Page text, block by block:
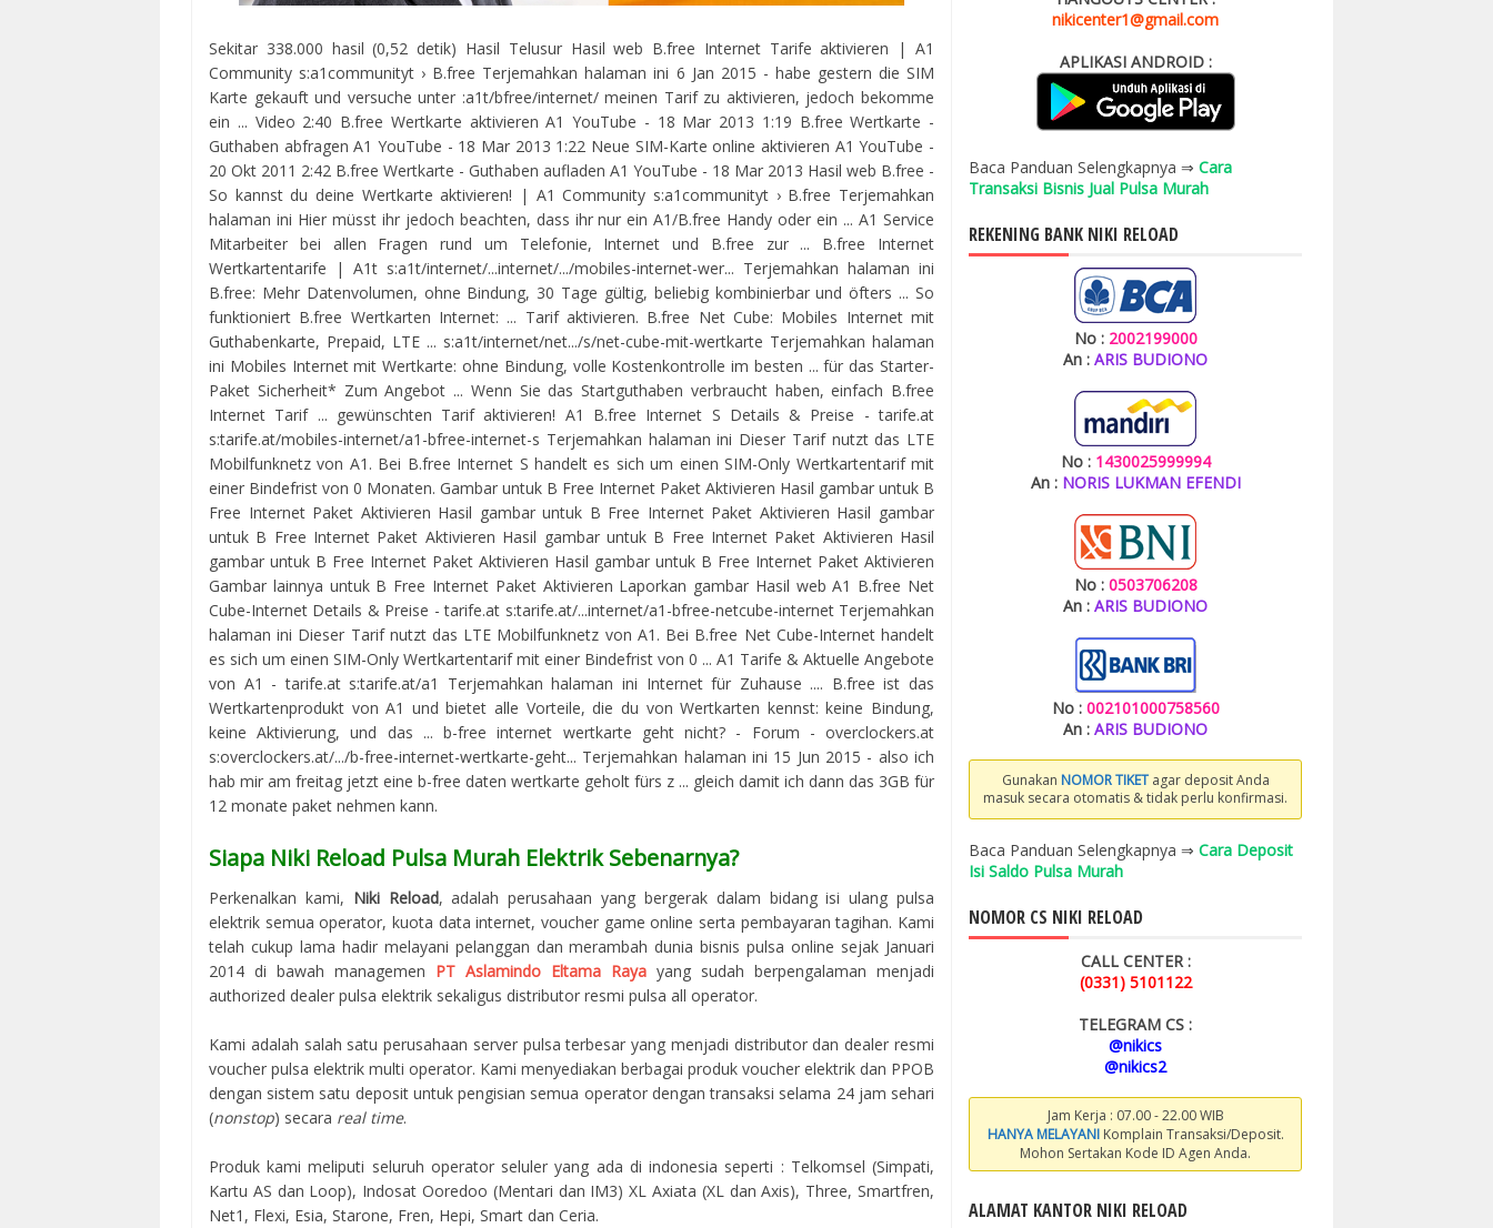
Sekitar 338.000 hasil (0,52 detik) Hasil Telusur Hasil web B.free Internet Tarife aktivieren | A1
Community s:a1communityt › B.free Terjemahkan halaman ini 6 Jan 2015 - habe gestern die SIM
Karte gekauft und versuche unter :a1t/bfree/internet/ meinen Tarif zu aktivieren, jedoch bekomme
ein ... Video 2:40 B.free Wertkarte aktivieren A1 YouTube - 18 Mar 2013 1:19 B.free Wertkarte -
Guthaben abfragen A1 YouTube - 18 Mar 2013 1:22 Neue SIM-Karte online aktivieren A1 YouTube -
20 Okt 2011 2:42 B.free Wertkarte - Guthaben aufladen A1 YouTube - 18 Mar 2013 Hasil web B.free -
So kannst du deine Wertkarte aktivieren! | A1 Community s:a1communityt › B.free Terjemahkan
halaman ini Hier müsst ihr jedoch beachten, dass ihr nur ein A1/B.free Handy oder ein ... A1 Service
Mitarbeiter bei allen Fragen rund um Telefonie, Internet und B.free zur ... B.free Internet
Wertkartentarife | A1t s:a1t/internet/...internet/.../mobiles-internet-wer... Terjemahkan halaman ini
B.free: Mehr Datenvolumen, ohne Bindung, 30 Tage gültig, beliebig kombinierbar und öfters ... So
funktioniert B.free Wertkarten Internet: ... Tarif aktivieren. B.free Net Cube: Mobiles Internet mit
Guthabenkarte, Prepaid, LTE ... s:a1t/internet/net.../s/net-cube-mit-wertkarte Terjemahkan halaman
ini Mobiles Internet mit Wertkarte: ohne Bindung, volle Kostenkontrolle im besten ... für das Starter-
Paket Sicherheit* Zum Angebot ... Wenn Sie das Startguthaben verbraucht haben, einfach B.free
Internet Tarif ... gewünschten Tarif aktivieren! A1 B.free Internet S Details & Preise - tarife.at
s:tarife.at/mobiles-internet/a1-bfree-internet-s Terjemahkan halaman ini Dieser Tarif nutzt das LTE
Mobilfunknetz von A1. Bei B.free Internet S handelt es sich um einen SIM-Only Wertkartentarif mit
einer Bindefrist von 0 Monaten. Gambar untuk B Free Internet Paket Aktivieren Hasil gambar untuk B
Free Internet Paket Aktivieren Hasil gambar untuk B Free Internet Paket Aktivieren Hasil gambar
untuk B Free Internet Paket Aktivieren Hasil gambar untuk B Free Internet Paket Aktivieren Hasil
gambar untuk B Free Internet Paket Aktivieren Hasil gambar untuk B Free Internet Paket Aktivieren
Gambar lainnya untuk B Free Internet Paket Aktivieren Laporkan gambar Hasil web A1 B.free Net
Cube-Internet Details & Preise - tarife.at s:tarife.at/...internet/a1-bfree-netcube-internet Terjemahkan
halaman ini Dieser Tarif nutzt das LTE Mobilfunknetz von A1. Bei B.free Net Cube-Internet handelt
es sich um einen SIM-Only Wertkartentarif mit einer Bindefrist von 0 ... A1 Tarife & Aktuelle Angebote
von A1 - tarife.at s:tarife.at/a1 Terjemahkan halaman ini Internet für Zuhause .... B.free ist das
Wertkartenprodukt von A1 und bietet alle Vorteile, die du von Wertkarten kennst: keine Bindung,
keine Aktivierung, und das ... b-free internet wertkarte geht nicht? - Forum - overclockers.at
s:overclockers.at/.../b-free-internet-wertkarte-geht... Terjemahkan halaman ini 15 Jun 2015 - also ich
hab mir am freitag jetzt eine b-free daten wertkarte geholt fürs z ... gleich damit ich dann das 3GB für
12 monate paket nehmen kann.
Siapa Niki Reload Pulsa Murah Elektrik Sebenarnya?
Perkenalkan kami, Niki Reload, adalah perusahaan yang bergerak dalam bidang isi ulang pulsa
elektrik semua operator, kuota data internet, voucher game online serta pembayaran tagihan. Kami
telah cukup lama hadir melayani pelanggan dan merambah dunia bisnis pulsa online sejak Januari
2014 di bawah managemen PT Aslamindo Eltama Raya yang sudah berpengalaman menjadi
authorized dealer pulsa elektrik sekaligus distributor resmi pulsa all operator.
Kami adalah salah satu perusahaan server pulsa terbesar yang menjadi distributor dan dealer resmi
voucher pulsa elektrik multi operator. Kami menyediakan berbagai produk voucher elektrik dan PPOB
dengan sistem satu deposit untuk pengisian semua operator dengan transaksi selama 24 jam sehari
(nonstop) secara real time.
Produk kami meliputi seluruh operator seluler yang ada di indonesia seperti : Telkomsel (Simpati,
Kartu AS dan Loop), Indosat Ooredoo (Mentari dan IM3) XL Axiata (XL dan Axis), Three, Smartfren,
Net1, Flexi, Esia, Starone, Fren, Hepi, Smart dan Ceria.
nikicenter1@gmail.com
APLIKASI ANDROID :
Baca Panduan Selengkapnya ⇒ Cara
Transaksi Bisnis Jual Pulsa Murah
REKENING BANK NIKI RELOAD
No : 2002199000
An : ARIS BUDIONO
No : 1430025999994
An : NORIS LUKMAN EFENDI
No : 0503706208
An : ARIS BUDIONO
No : 002101000758560
An : ARIS BUDIONO
Gunakan NOMOR TIKETagar deposit Anda
masuk secara otomatis & tidak perlu konfirmasi.
Baca Panduan Selengkapnya ⇒ Cara Deposit
Isi Saldo Pulsa Murah
NOMOR CS NIKI RELOAD
CALL CENTER :
(0331) 5101122
TELEGRAM CS :
@nikics
@nikics2
Jam Kerja : 07.00 - 22.00 WIB
HANYA MELAYANIKomplain Transaksi/Deposit.
Mohon Sertakan Kode ID Agen Anda.
ALAMAT KANTOR NIKI RELOAD